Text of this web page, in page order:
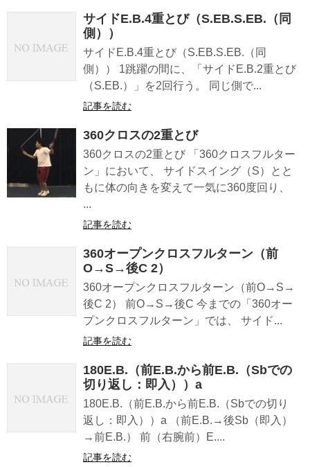
サイドE.B.4重とび（S.EB.S.EB.（同
側））
サイドE.B.4重とび（S.EB.S.EB.（同
側）） 1跳躍の間に、「サイドE.B.2重とび
（S.EB.）」を2回行う。 同じ側で...
記事を読む
360クロスの2重とび
360クロスの2重とび 「360クロスフルター
ン」において、 サイドスイング（S）とと
もに体の向きを変えて一気に360度回り、
...
記事を読む
360オープンクロスフルターン（前
O→S→後C 2）
360オープンクロスフルターン（前O→S→
後C 2） 前O→S→後C 今までの「360オー
プンクロスフルターン」では、 サイド...
記事を読む
180E.B.（前E.B.から前E.B.（Sbでの
切り返し：即入））a
180E.B.（前E.B.から前E.B.（Sbでの切り
返し：即入））a （前E.B.→後Sb（即入）
→前E.B.） 前（右腕前）E....
記事を読む